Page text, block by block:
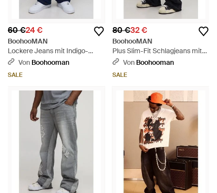
60 €24 €
BoohooMAN
Lockere Jeans mit Indigo-
Waschung - Blau
Von Boohooman
SALE
80 €32 €
BoohooMAN
Plus Slim-Fit Schlagjeans mit
Applikation - Schwarz
Von Boohooman
SALE